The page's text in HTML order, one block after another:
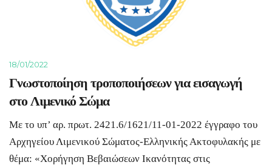
18/01/2022
Γνωστοποίηση τροποποιήσεων για εισαγωγή
στο Λιμενικό Σώμα
Με το υπ’ αρ. πρωτ. 2421.6/1621/11-01-2022 έγγραφο του
Αρχηγείου Λιμενικού Σώματος-Ελληνικής Ακτοφυλακής με
θέμα: «Χορήγηση Βεβαιώσεων Ικανότητας στις